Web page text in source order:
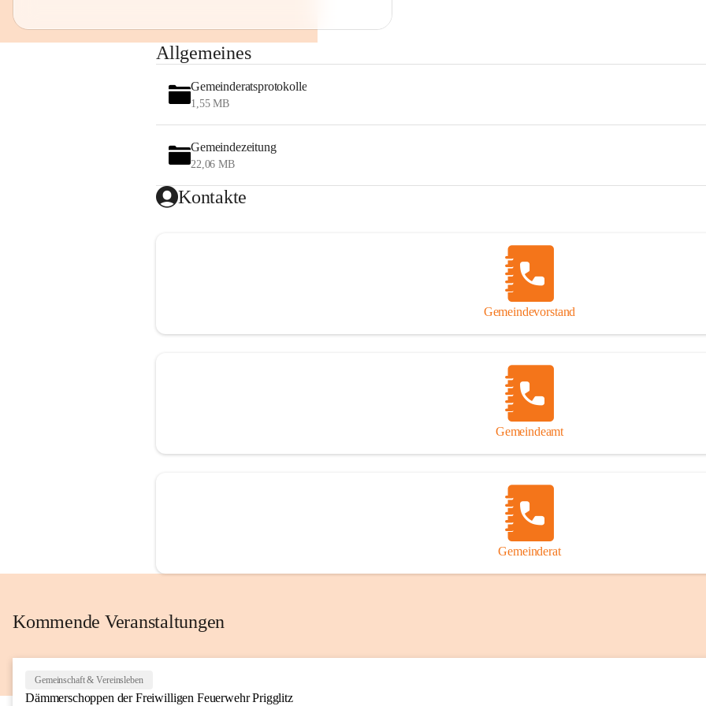
Allgemeines
Gemeinderatsprotokolle
1,55 MB
Gemeindezeitung
22,06 MB
Kontakte
Gemeindevorstand
Gemeindeamt
Gemeinderat
Kommende Veranstaltungen
Gemeinschaft & Vereinsleben
Dämmerschoppen der Freiwilligen Feuerwehr Prigglitz